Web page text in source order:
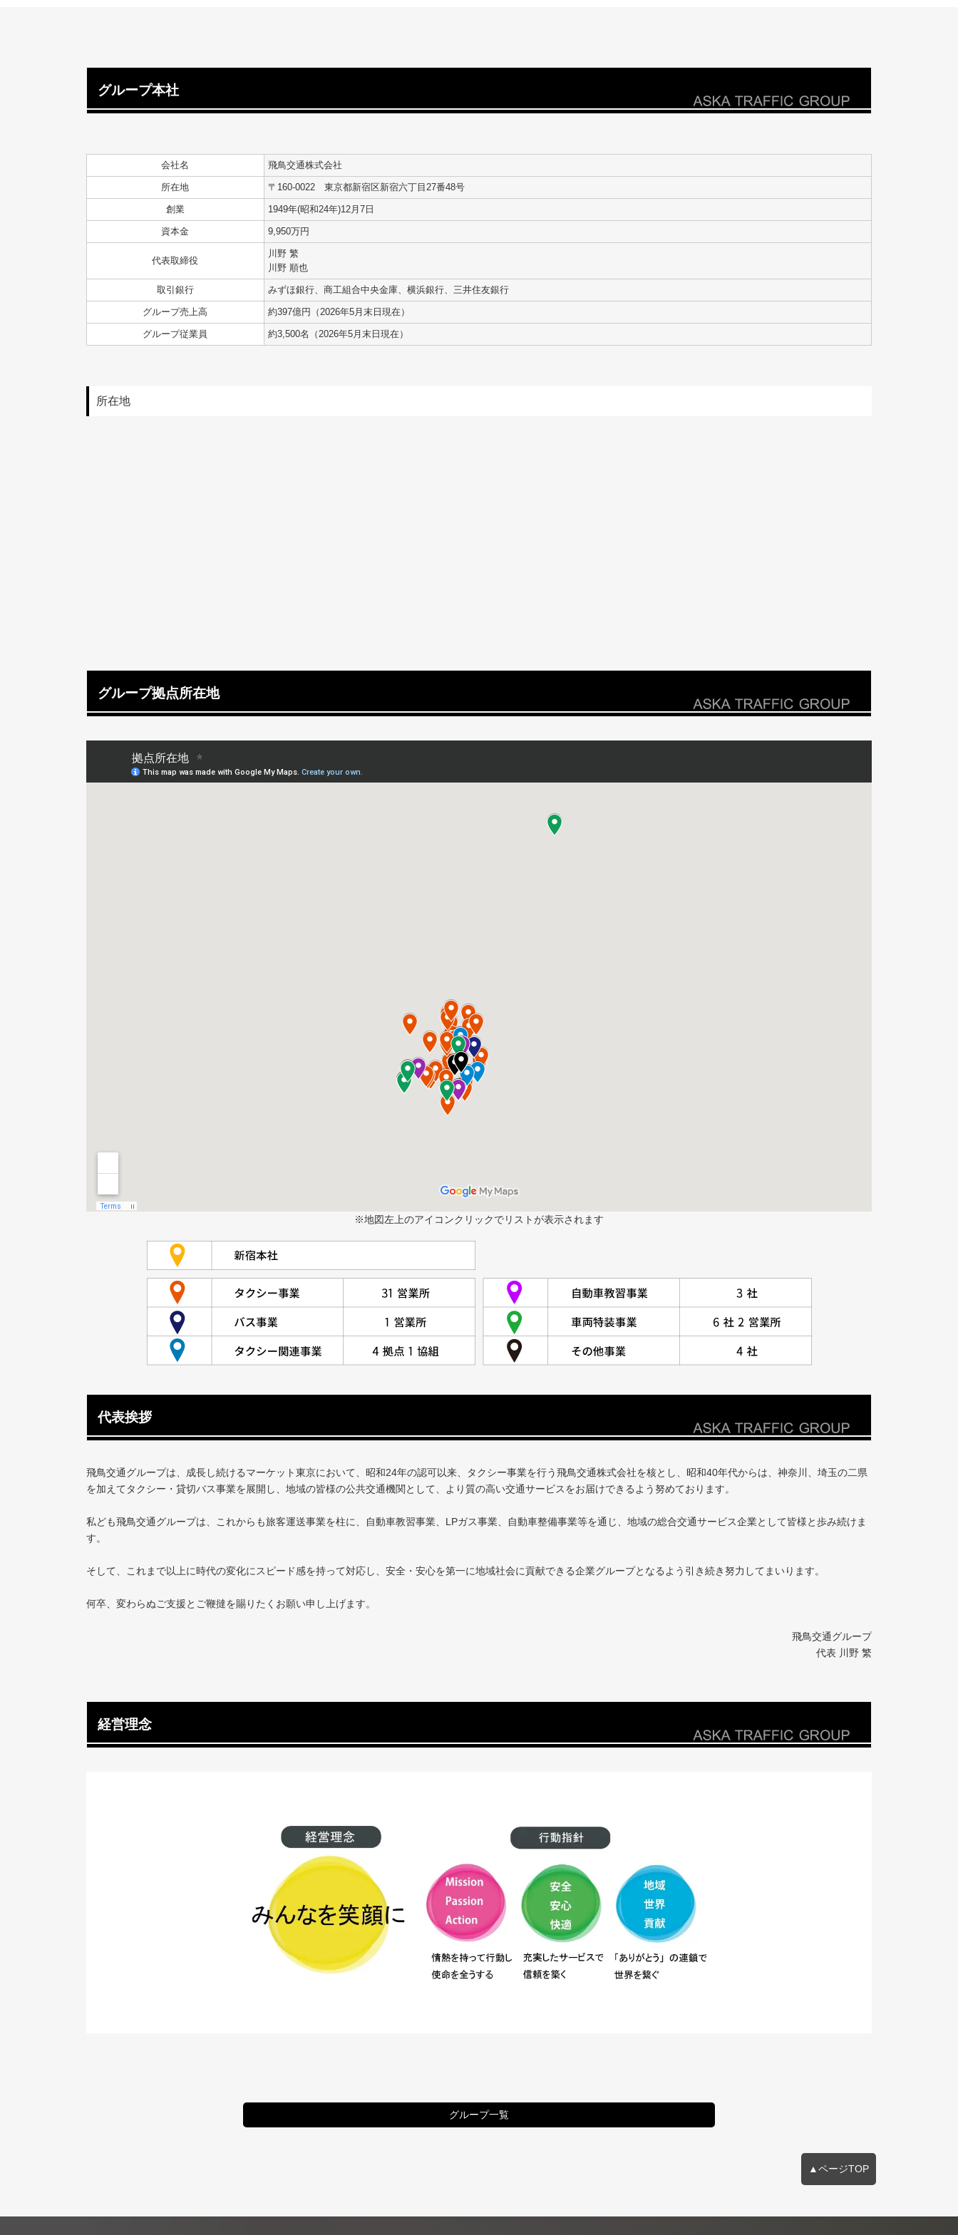
グループ本社
会社名 飛鳥交通株式会社
所在地 〒160-0022 東京都新宿区新宿六丁目27番48号
創業 1949年(昭和24年)12月7日
資本金 9,950万円
代表取締役
川野 繁
川野 順也
取引銀行 みずほ銀行、商工組合中央金庫、横浜銀行、三井住友銀行
グループ売上高 約397億円（2026年5月末日現在）
グループ従業員 約3,500名（2026年5月末日現在）
所在地
グループ拠点所在地
※地図左上のアイコンクリックでリストが表示されます
代表挨拶
飛鳥交通グループは、成長し続けるマーケット東京において、昭和24年の認可以来、タクシー事業を行う飛鳥交通株式会社を核とし、昭和40年代からは、神奈川、埼玉の二県
を加えてタクシー・貸切バス事業を展開し、地域の皆様の公共交通機関として、より質の高い交通サービスをお届けできるよう努めております。
私ども飛鳥交通グループは、これからも旅客運送事業を柱に、自動車教習事業、LPガス事業、自動車整備事業等を通じ、地域の総合交通サービス企業として皆様と歩み続けま
す。
そして、これまで以上に時代の変化にスピード感を持って対応し、安全・安心を第一に地域社会に貢献できる企業グループとなるよう引き続き努力してまいります。
何卒、変わらぬご支援とご鞭撻を賜りたくお願い申し上げます。
飛鳥交通グループ
代表 川野 繁
経営理念
グループ一覧
▲ページTOP